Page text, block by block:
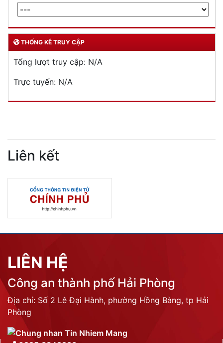
THỐNG KÊ TRUY CẬP
Tổng lượt truy cập: N/A
Trực tuyến: N/A
Liên kết
LIÊN HỆ
Công an thành phố Hải Phòng
Địa chỉ: Số 2 Lê Đại Hành, phường Hồng Bàng, tp Hải
Phòng